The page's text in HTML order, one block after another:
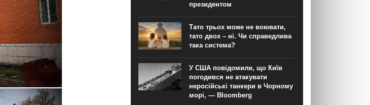
президентом
Тато трьох може не воювати,
тато двох – ні. Чи справедлива
така система?
У США повідомили, що Київ
погодився не атакувати
неросійські танкери в Чорному
морі, — Bloomberg